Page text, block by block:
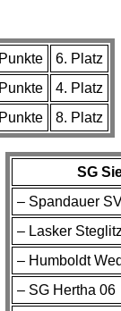
6. Platz
4. Platz
8. Platz
SG
– Spandauer
– Lasker
– Humboldt
– SG Hertha 06